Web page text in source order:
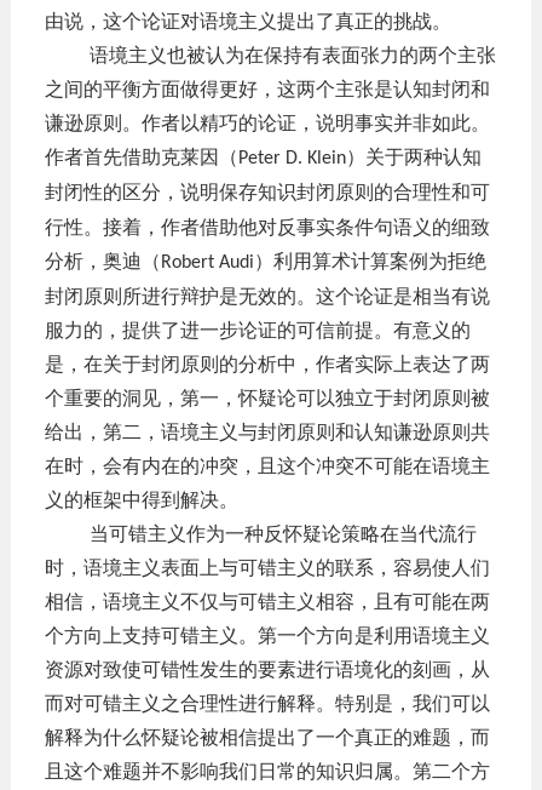
由说，这个论证对语境主义提出了真正的挑战。
语境主义也被认为在保持有表面张力的两个主张
之间的平衡方面做得更好，这两个主张是认知封闭和
谦逊原则。作者以精巧的论证，说明事实并非如此。
作者首先借助克莱因（Peter D. Klein）关于两种认知
封闭性的区分，说明保存知识封闭原则的合理性和可
行性。接着，作者借助他对反事实条件句语义的细致
分析，奥迪（Robert Audi）利用算术计算案例为拒绝
封闭原则所进行辩护是无效的。这个论证是相当有说
服力的，提供了进一步论证的可信前提。有意义的
是，在关于封闭原则的分析中，作者实际上表达了两
个重要的洞见，第一，怀疑论可以独立于封闭原则被
给出，第二，语境主义与封闭原则和认知谦逊原则共
在时，会有内在的冲突，且这个冲突不可能在语境主
义的框架中得到解决。
当可错主义作为一种反怀疑论策略在当代流行
时，语境主义表面上与可错主义的联系，容易使人们
相信，语境主义不仅与可错主义相容，且有可能在两
个方向上支持可错主义。第一个方向是利用语境主义
资源对致使可错性发生的要素进行语境化的刻画，从
而对可错主义之合理性进行解释。特别是，我们可以
解释为什么怀疑论被相信提出了一个真正的难题，而
且这个难题并不影响我们日常的知识归属。第二个方